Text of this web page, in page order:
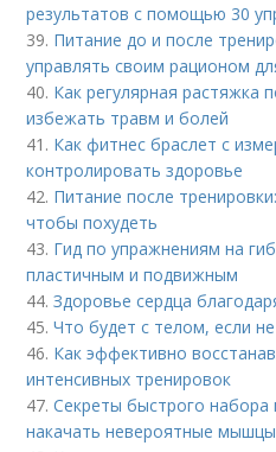
результатов с помощью 30
39. Питание до и после
управлять своим рационом
40. Как регулярная растяжка
избежать травм и болей
41. Как фитнес браслет с
контролировать здоровье
42. Питание после
чтобы похудеть
43. Гид по упражнениям на
пластичным и подвижным
44.Здоровье сердца
45.Что будет с телом, если
46. Как эффективно
интенсивных тренировок
47.Секреты быстрого
накачать невероятные